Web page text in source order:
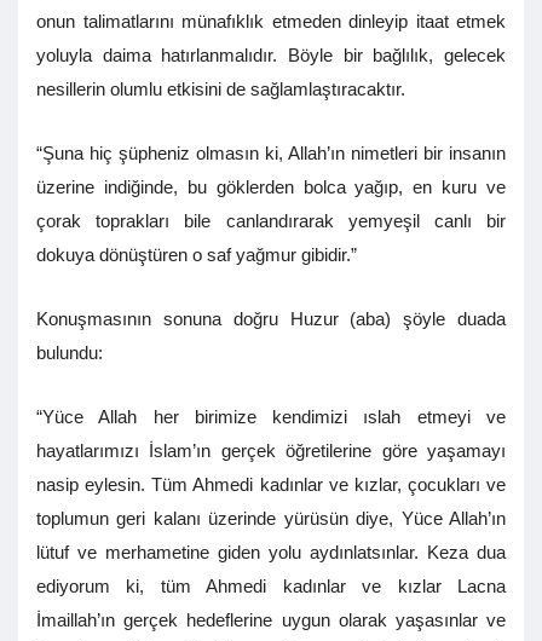
onun talimatlarını münafıklık etmeden dinleyip itaat etmek
yoluyla daima hatırlanmalıdır. Böyle bir bağlılık, gelecek
nesillerin olumlu etkisini de sağlamlaştıracaktır.
“Şuna hiç şüpheniz olmasın ki, Allah’ın nimetleri bir insanın
üzerine indiğinde, bu göklerden bolca yağıp, en kuru ve
çorak toprakları bile canlandırarak yemyeşil canlı bir
dokuya dönüştüren o saf yağmur gibidir.”
Konuşmasının sonuna doğru Huzur (aba) şöyle duada
bulundu:
“Yüce Allah her birimize kendimizi ıslah etmeyi ve
hayatlarımızı İslam’ın gerçek öğretilerine göre yaşamayı
nasip eylesin. Tüm Ahmedi kadınlar ve kızlar, çocukları ve
toplumun geri kalanı üzerinde yürüsün diye, Yüce Allah’ın
lütuf ve merhametine giden yolu aydınlatsınlar. Keza dua
ediyorum ki, tüm Ahmedi kadınlar ve kızlar Lacna
İmaillah’ın gerçek hedeflerine uygun olarak yaşasınlar ve